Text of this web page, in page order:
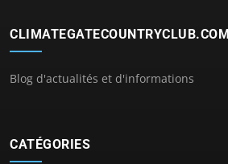
CLIMATEGATECOUNTRYCLUB.COM
Blog d'actualités et d'informations
CATÉGORIES